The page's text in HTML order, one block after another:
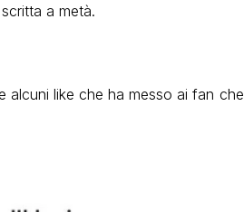
a metà.
alcuni like che ha messo ai fan che